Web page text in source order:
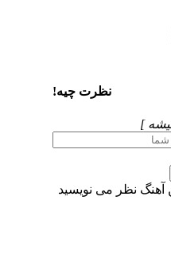
نظرت چیه!
]
آهنگ نظر می نویسید